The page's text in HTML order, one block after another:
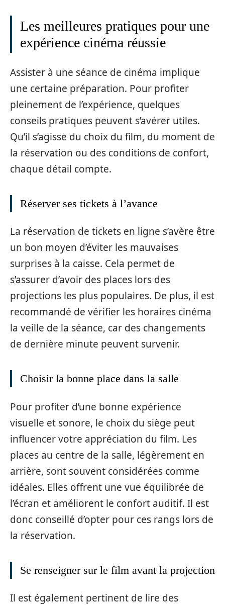
Les meilleures pratiques pour une
expérience cinéma réussie
Assister à une séance de cinéma implique
une certaine préparation. Pour profiter
pleinement de l’expérience, quelques
conseils pratiques peuvent s’avérer utiles.
Qu’il s’agisse du choix du film, du moment de
la réservation ou des conditions de confort,
chaque détail compte.
Réserver ses tickets à l’avance
La réservation de tickets en ligne s’avère être
un bon moyen d’éviter les mauvaises
surprises à la caisse. Cela permet de
s’assurer d’avoir des places lors des
projections les plus populaires. De plus, il est
recommandé de vérifier les horaires cinéma
la veille de la séance, car des changements
de dernière minute peuvent survenir.
Choisir la bonne place dans la salle
Pour profiter d’une bonne expérience
visuelle et sonore, le choix du siège peut
influencer votre appréciation du film. Les
places au centre de la salle, légèrement en
arrière, sont souvent considérées comme
idéales. Elles offrent une vue équilibrée de
l’écran et améliorent le confort auditif. Il est
donc conseillé d’opter pour ces rangs lors de
la réservation.
Se renseigner sur le film avant la projection
Il est également pertinent de lire des